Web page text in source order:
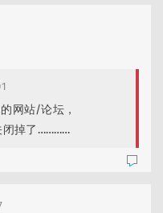
网站/论坛，
闭掉了…………